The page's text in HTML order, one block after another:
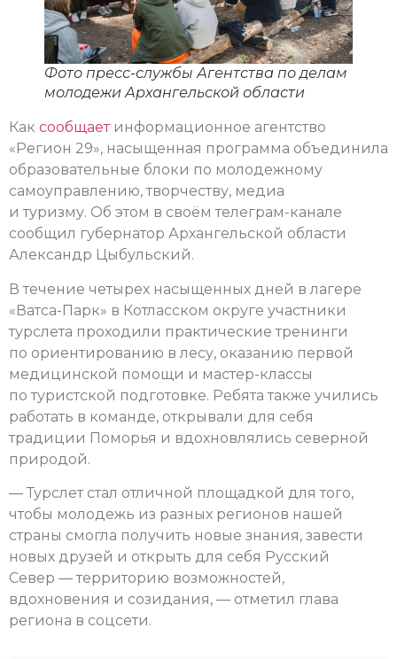
Фото пресс-службы Агентства по делам
молодежи Архангельской области
Как сообщаетинформационное агентство
«Регион 29», насыщенная программа объединила
образовательные блоки по молодежному
самоуправлению, творчеству, медиа
и туризму. Об этом в своём телеграм-канале
сообщил губернатор Архангельской области
Александр Цыбульский.
В течение четырех насыщенных дней в лагере
«Ватса-Парк» в Котласском округе участники
турслета проходили практические тренинги
по ориентированию в лесу, оказанию первой
медицинской помощи и мастер-классы
по туристской подготовке. Ребята также учились
работать в команде, открывали для себя
традиции Поморья и вдохновлялись северной
природой.
— Турслет стал отличной площадкой для того,
чтобы молодежь из разных регионов нашей
страны смогла получить новые знания, завести
новых друзей и открыть для себя Русский
Север — территорию возможностей,
вдохновения и созидания, — отметил глава
региона в соцсети.